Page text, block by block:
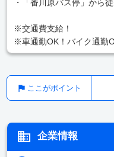
・「番川原バス停」から
※交通費支給！
※車通勤OK！バイク通勤
ここがポイント
企業情報